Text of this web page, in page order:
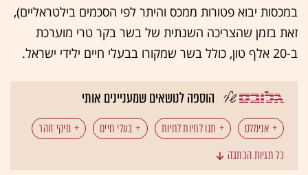
במכסות יבוא פטורות ממכס והיתר לפי הסכמים בילטראליים),
זאת בזמן שהצריכה השנתית של בשר בקר טרי מוערכת
ב-20 אלף טון, כולל בשר שמקורו בבעלי חיים ילידי ישראל.
הוספה לנושאים שמעניינים אותי
אנימלס תנו לחיות לחיות בעלי חיים מיקי זוהר
כל תגיות הכתבה